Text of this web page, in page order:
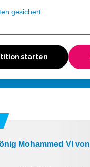
gesichert
starten
Mohammed VI von